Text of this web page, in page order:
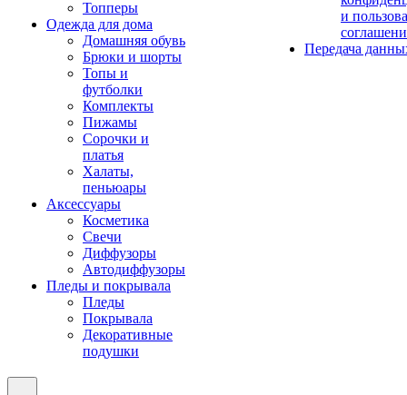
Топперы
Одежда для дома
Домашняя обувь
Брюки и шорты
Топы и
футболки
Комплекты
Пижамы
Сорочки и
платья
Халаты,
пеньюары
Аксессуары
Косметика
Свечи
Диффузоры
Автодиффузоры
Пледы и покрывала
Пледы
Покрывала
Декоративные
подушки
и
Передача